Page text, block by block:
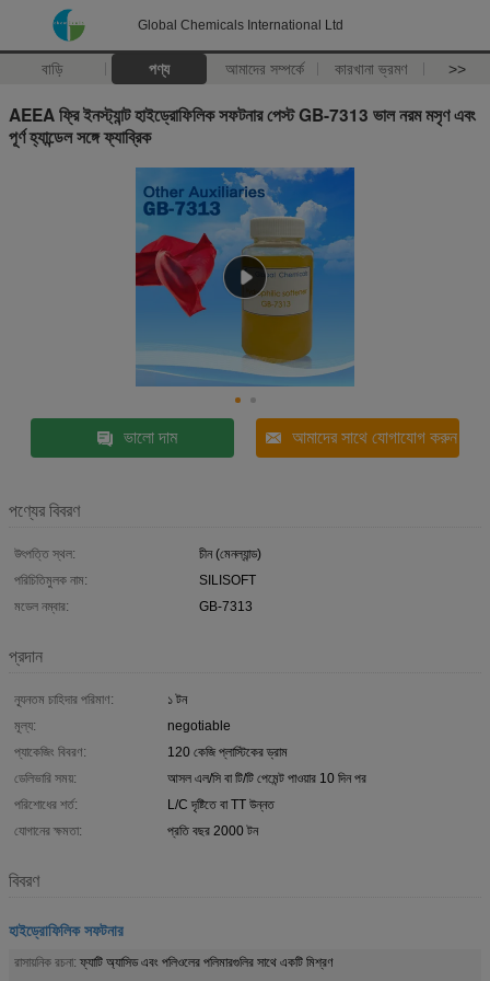
Global Chemicals International Ltd
বাড়ি পণ্য আমাদের সম্পর্কে কারখানা ভ্রমণ >>
AEEA ফ্রি ইনস্ট্যান্ট হাইড্রোফিলিক সফটনার পেস্ট GB-7313 ভাল নরম মসৃণ এবং
পূর্ণ হ্যান্ডেল সঙ্গে ফ্যাব্রিক
ভালো দাম আমাদের সাথে যোগাযোগ করুন
পণ্যের বিবরণ
উৎপত্তি স্থল:
চীন (মেনল্যান্ড)
পরিচিতিমুলক নাম:
SILISOFT
মডেল নম্বার:
GB-7313
প্রদান
ন্যূনতম চাহিদার পরিমাণ:
১ টন
মূল্য:
negotiable
প্যাকেজিং বিবরণ:
120 কেজি প্লাস্টিকের ড্রাম
ডেলিভারি সময়:
আসল এল/সি বা টি/টি পেমেন্ট পাওয়ার 10 দিন পর
পরিশোধের শর্ত:
L/C দৃষ্টিতে বা TT উন্নত
যোগানের ক্ষমতা:
প্রতি বছর 2000 টন
বিবরণ
হাইড্রোফিলিক সফটনার
রাসায়নিক রচনা: ফ্যাটি অ্যাসিড এবং পলিওলের পলিমারগুলির সাথে একটি মিশ্রণ